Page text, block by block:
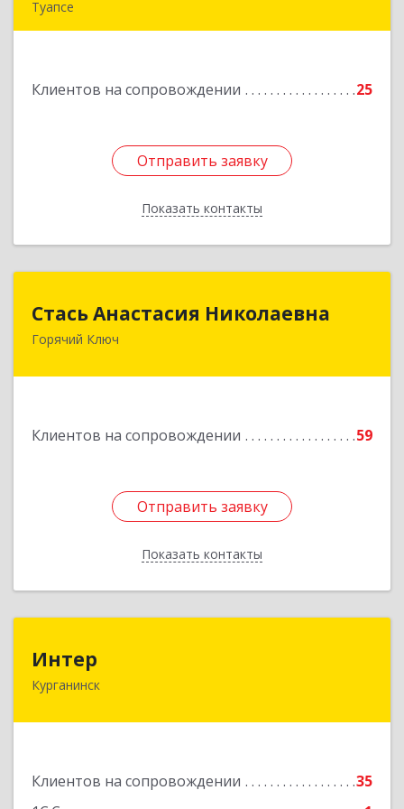
Туапсе
Клиентов на сопровождении 25
Отправить заявку
Показать контакты
Подробнее
Отправить заявку
Назад
Стась Анастасия Николаевна
Горячий Ключ
Клиентов на сопровождении 59
Отправить заявку
Показать контакты
353290, г. Горячий Ключ, ул. Ленина, д. 242,
Отправить заявку
Назад
Интер
Курганинск
Клиентов на сопровождении
35
352430, Краснодарский край, Курганинск г,